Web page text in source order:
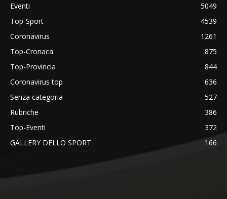
Eventi
5049
Top-Sport
4539
Coronavirus
1261
Top-Cronaca
875
Top-Provincia
844
Coronavirus top
636
Senza categoria
527
Rubriche
386
Top-Eventi
372
GALLERY DELLO SPORT
166